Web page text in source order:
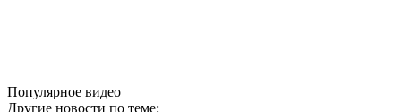
Популярное видео
Другие новости по теме: